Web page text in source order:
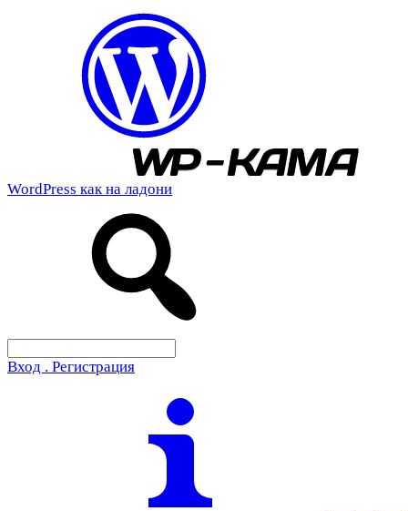
WordPress как на ладони
Вход . Регистрация